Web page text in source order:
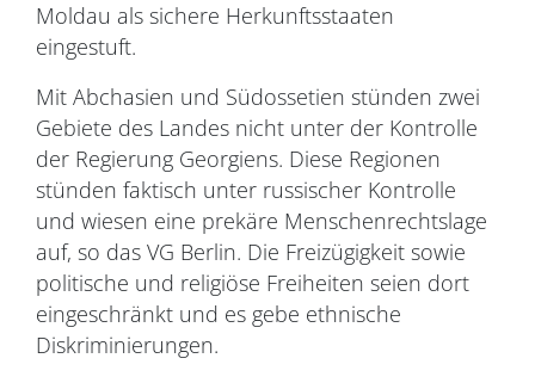
Moldau als sichere Herkunftsstaaten
eingestuft.
Mit Abchasien und Südossetien stünden zwei
Gebiete des Landes nicht unter der Kontrolle
der Regierung Georgiens. Diese Regionen
stünden faktisch unter russischer Kontrolle
und wiesen eine prekäre Menschenrechtslage
auf, so das VG Berlin. Die Freizügigkeit sowie
politische und religiöse Freiheiten seien dort
eingeschränkt und es gebe ethnische
Diskriminierungen.